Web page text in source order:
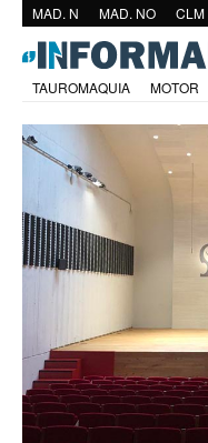
MAD. N MAD. NO CLM
TAUROMAQUIA MOTOR